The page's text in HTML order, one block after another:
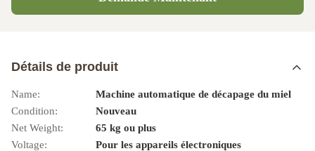
Détails de produit
Name:
Machine automatique de décapage du miel
Condition:
Nouveau
Net Weight:
65 kg ou plus
Voltage:
Pour les appareils électroniques